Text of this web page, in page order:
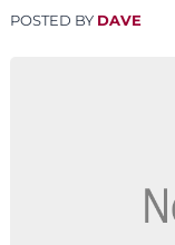
POSTED BY DAVE